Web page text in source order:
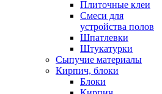
Плиточные клеи
Смеси для
устройства полов
Шпатлевки
Штукатурки
Сыпучие материалы
Кирпич, блоки
Блоки